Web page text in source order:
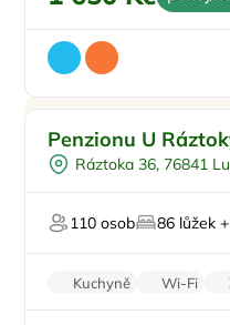
Plná penze
Pro sportovce
Firemní akce/teambuilding
Penzionu U
Ráztoka 36, 76841
110 osob 86 lůžek
Kuchyně Wi-Fi
Nekuřácký objekt